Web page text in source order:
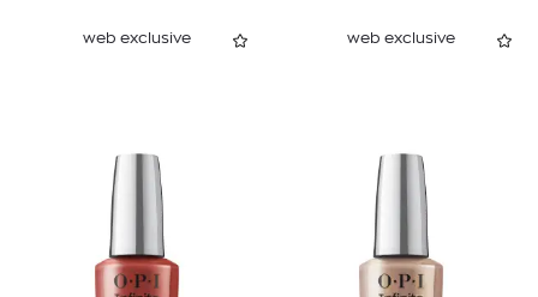
web exclusive web exclusive